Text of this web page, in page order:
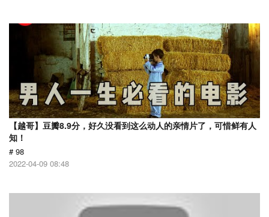
【越哥】豆瓣8.9分，好久没看到这么动人的亲情片了，可惜鲜有人
知！
# 98
2022-04-09 08:48